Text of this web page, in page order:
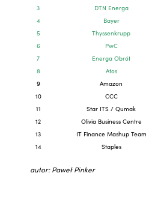
3
DTN Energa
4
Bayer
5
Thyssenkrupp
6
PwC
7
Energa Obrót
8
Atos
9
Amazon
10
CCC
11
Star ITS / Qumak
12
Olivia Business Centre
13
IT Finance Mashup Team
14
Staples
autor: Paweł Pinker